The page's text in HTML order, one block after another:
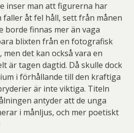
inser man att figurerna har
åt fel håll, sett från månen
borde finnas mer än vaga
blixten från en fotografisk
det kan också vara en
är tagen dagtid. Då skulle dock
i förhållande till den kraftiga
är inte viktiga. Titeln
antyder att de unga
i månljus, och mer poetiskt